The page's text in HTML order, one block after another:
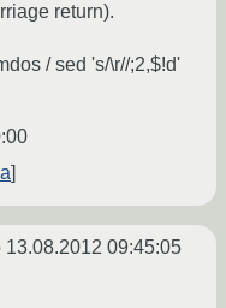
return).
/ sed 's/\r//;2,$!d'
13.08.2012 09:45:05